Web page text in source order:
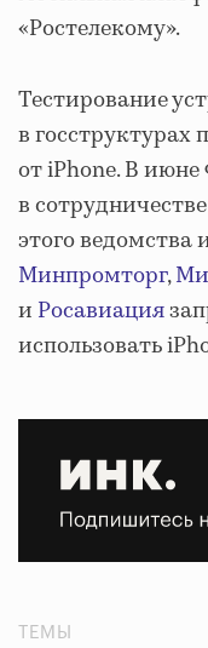
«Ростелекому».
Тестирование
в госструктурах
от iPhone. В
в
этого ведомства
Минпромторг,
и Росавиация
использовать
ТЕМЫ